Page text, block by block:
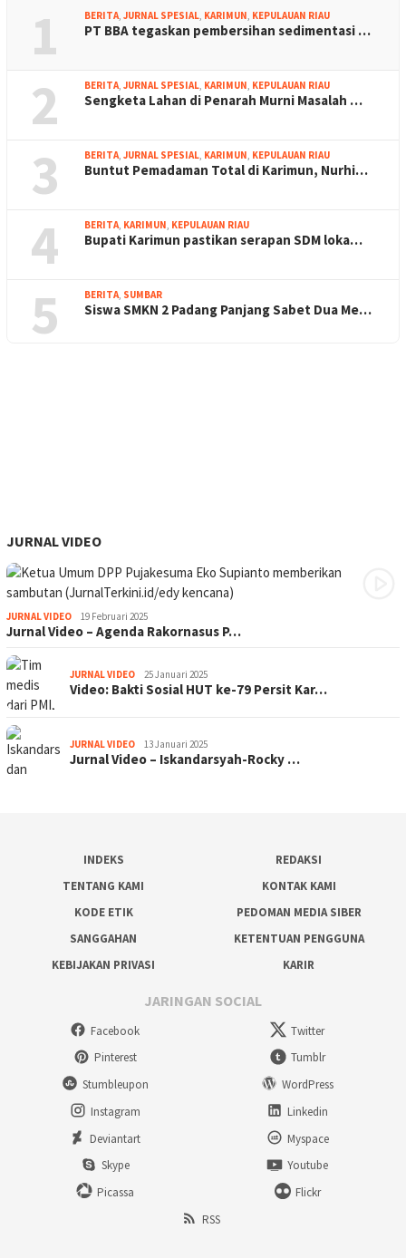
1 BERITA, JURNAL SPESIAL, KARIMUN, KEPULAUAN RIAU
PT BBA tegaskan pembersihan sedimentasi …
2 BERITA, JURNAL SPESIAL, KARIMUN, KEPULAUAN RIAU
Sengketa Lahan di Penarah Murni Masalah …
3 BERITA, JURNAL SPESIAL, KARIMUN, KEPULAUAN RIAU
Buntut Pemadaman Total di Karimun, Nurhi…
4 BERITA, KARIMUN, KEPULAUAN RIAU
Bupati Karimun pastikan serapan SDM loka…
5 BERITA, SUMBAR
Siswa SMKN 2 Padang Panjang Sabet Dua Me…
JURNAL VIDEO
JURNAL VIDEO 19 Februari 2025
Jurnal Video – Agenda Rakornasus P…
JURNAL VIDEO 25 Januari 2025
Video: Bakti Sosial HUT ke-79 Persit Kar…
JURNAL VIDEO 13 Januari 2025
Jurnal Video – Iskandarsyah-Rocky …
INDEKS
REDAKSI
TENTANG KAMI
KONTAK KAMI
KODE ETIK
PEDOMAN MEDIA SIBER
SANGGAHAN
KETENTUAN PENGGUNA
KEBIJAKAN PRIVASI
KARIR
JARINGAN SOCIAL
Facebook
Twitter
Pinterest
Tumblr
Stumbleupon
WordPress
Instagram
Linkedin
Deviantart
Myspace
Skype
Youtube
Picassa
Flickr
RSS